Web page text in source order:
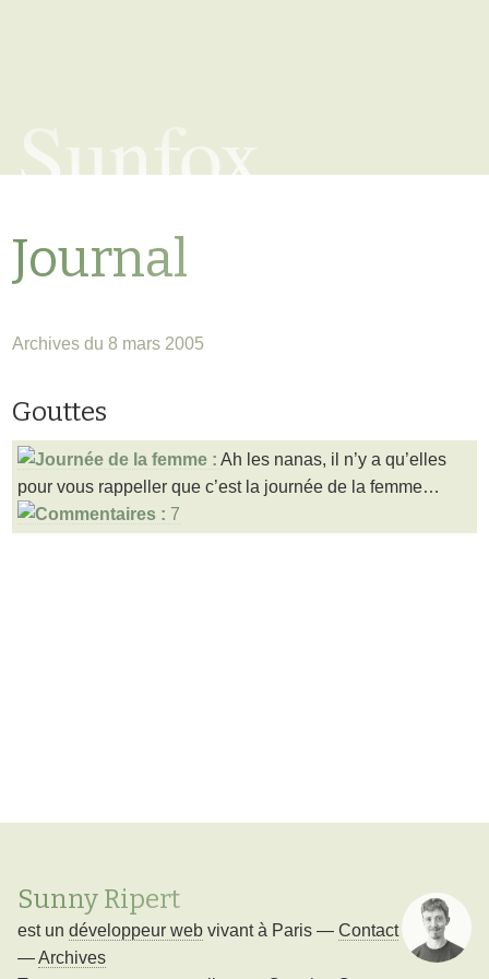
Sunfox
Journal
Archives du 8 mars 2005
Gouttes
Ah les nanas, il n’y a qu’elles
pour vous rappeller que c’est la journée de la femme…
7
Sunny Ripert
est un développeur web vivant à Paris — Contact
—Archives